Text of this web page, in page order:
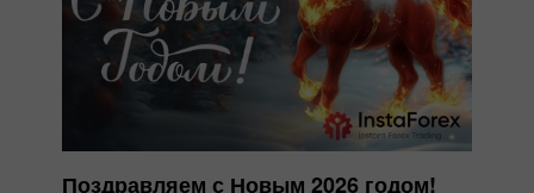
Поздравляем с Новым 2026 годом!